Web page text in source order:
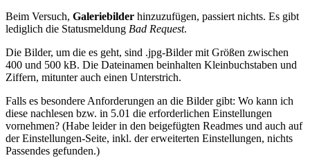
Beim Versuch, Galeriebilder hinzuzufügen, passiert nichts. Es gibt
lediglich die Statusmeldung Bad Request.
Die Bilder, um die es geht, sind .jpg-Bilder mit Größen zwischen
400 und 500 kB. Die Dateinamen beinhalten Kleinbuchstaben und
Ziffern, mitunter auch einen Unterstrich.
Falls es besondere Anforderungen an die Bilder gibt: Wo kann ich
diese nachlesen bzw. in 5.01 die erforderlichen Einstellungen
vornehmen? (Habe leider in den beigefügten Readmes und auch auf
der Einstellungen-Seite, inkl. der erweiterten Einstellungen, nichts
Passendes gefunden.)